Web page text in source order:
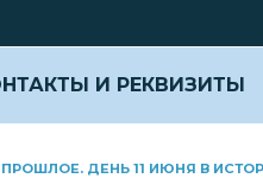
И РЕКВИЗИТЫ
ДЕНЬ 11 ИЮНЯ В